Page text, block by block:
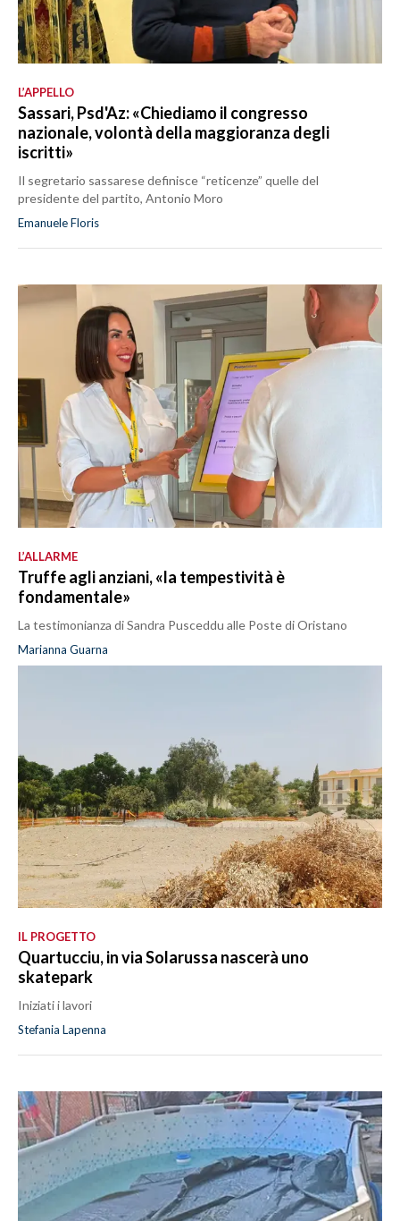
L’APPELLO
Sassari, Psd'Az: «Chiediamo il congresso
nazionale, volontà della maggioranza degli
iscritti»
Il segretario sassarese definisce “reticenze” quelle del
presidente del partito, Antonio Moro
Emanuele Floris
L’ALLARME
Truffe agli anziani, «la tempestività è
fondamentale»
La testimonianza di Sandra Pusceddu alle Poste di Oristano
Marianna Guarna
IL PROGETTO
Quartucciu, in via Solarussa nascerà uno
skatepark
Iniziati i lavori
Stefania Lapenna